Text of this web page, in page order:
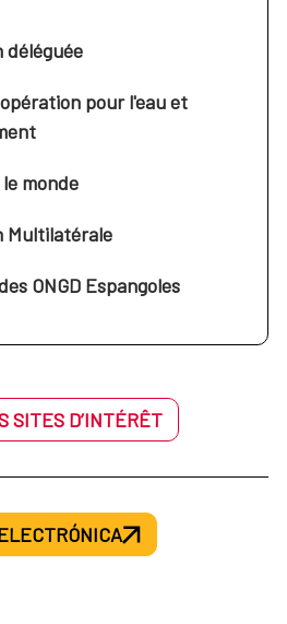
déléguée
pour l'eau et
monde
Multilatérale
ONGD Espangoles
SITES D’INTÉRÊT